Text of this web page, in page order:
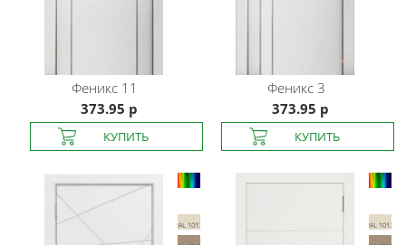
Феникс 11
373.95 р
Феникс3
373.95 р